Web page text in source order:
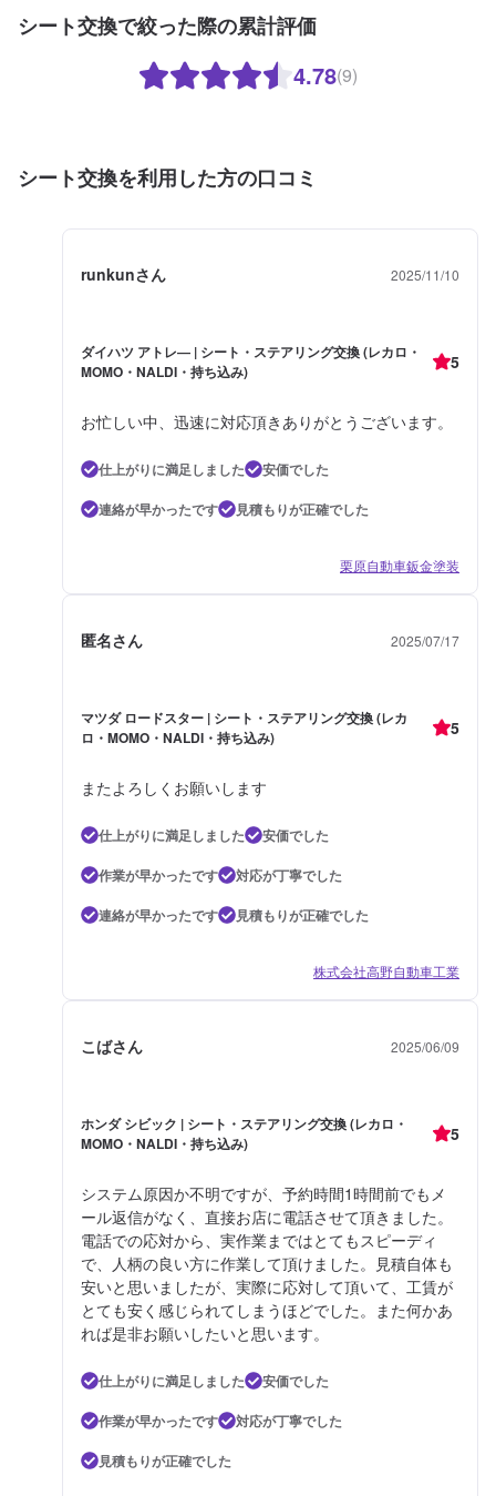
シート交換で絞った際の累計評価
4.78(9)
シート交換を利用した方の口コミ
runkunさん 2025/11/10
ダイハツ アトレ― | シート・ステアリング交換 (レカロ・
MOMO・NALDI・持ち込み)
5
お忙しい中、迅速に対応頂きありがとうございます。
仕上がりに満足しました
安価でした
連絡が早かったです
見積もりが正確でした
栗原自動車鈑金塗装
匿名さん 2025/07/17
マツダ ロードスター | シート・ステアリング交換 (レカ
ロ・MOMO・NALDI・持ち込み)
5
またよろしくお願いします
仕上がりに満足しました
安価でした
作業が早かったです
対応が丁寧でした
連絡が早かったです
見積もりが正確でした
株式会社高野自動車工業
こばさん 2025/06/09
ホンダ シビック | シート・ステアリング交換 (レカロ・
MOMO・NALDI・持ち込み)
5
システム原因か不明ですが、予約時間1時間前でもメ
ール返信がなく、直接お店に電話させて頂きました。
電話での応対から、実作業まではとてもスピーディ
で、人柄の良い方に作業して頂けました。見積自体も
安いと思いましたが、実際に応対して頂いて、工賃が
とても安く感じられてしまうほどでした。また何かあ
れば是非お願いしたいと思います。
仕上がりに満足しました
安価でした
作業が早かったです
対応が丁寧でした
見積もりが正確でした